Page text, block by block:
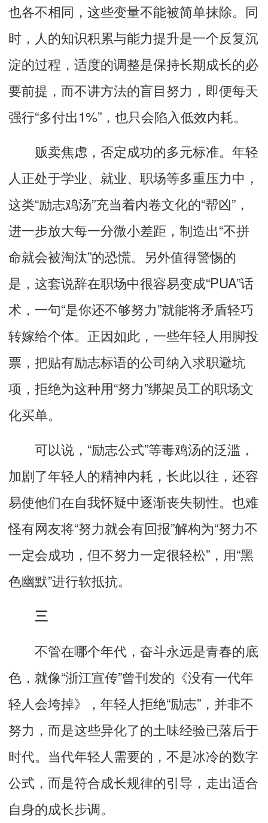
也各不相同 ，这些变量不能被简单抹除。同
时，人的知识积累与能力提升是一个反复沉
淀的过程，适度的调整是保持长期成长的必
要前提，而不讲方法的盲目努力，即便每天
强行“多付出1%”，也只会陷入低效内耗。
贩卖焦虑，否定成功的多元标准。 年轻
人正处于学业、就业、职场等多重压力中，
这类“励志鸡汤”充当着内卷文化的“帮凶”，
进一步放大每一分微小差距 ，制造出“不拼
命就会被淘汰”的恐慌。 另外值得警惕的
是，这套说辞在职场中很容易变成“PUA”话
术，一句“是你还不够努力”就能将矛盾轻巧
转嫁给个体。正因如此，一些年轻人用脚投
票，把贴有励志标语的公司纳入求职避坑
项，拒绝为这种用“努力”绑架员工的职场文
化买单。
可以说，“励志公式”等毒鸡汤的泛滥，
加剧了年轻人的精神内耗，长此以往，还容
易使他们在自我怀疑中逐渐丧失韧性。 也难
怪有网友将“努力就会有回报”解构为“努力不
一定会成功，但不努力一定很轻松”，用“黑
色幽默”进行软抵抗。
三
不管在哪个年代，奋斗永远是青春的底
色，就像“浙江宣传”曾刊发的 《没有一代年
轻人会垮掉》
，年轻人拒绝“励志”，并非不
努力，而是这些异化了的土味经验已落后于
时代。当代年轻人需要的， 不是冰冷的数字
公式，而是符合成长规律的引导， 走出适合
自身的成长步调。